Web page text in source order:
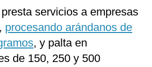
servicios a empresas
procesando arándanos de
, y palta en
de 150, 250 y 500